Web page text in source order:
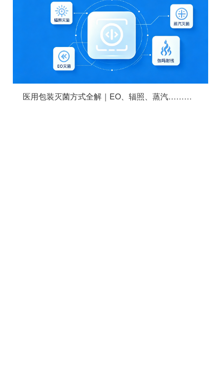
医用包装灭菌方式全解｜EO、辐照、蒸汽……不同灭菌方式，包装怎么配？